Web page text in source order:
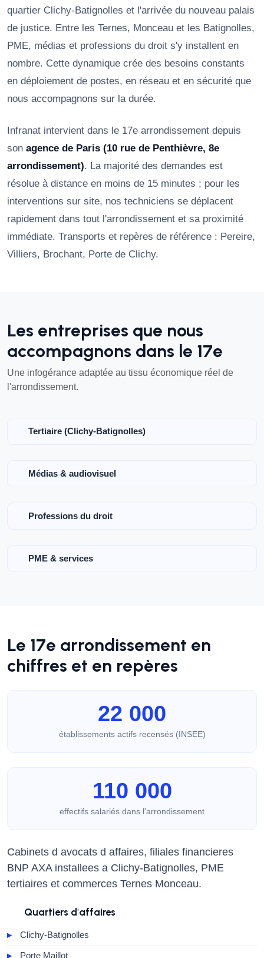
quartier Clichy-Batignolles et l'arrivée du nouveau palais
de justice. Entre les Ternes, Monceau et les Batignolles,
PME, médias et professions du droit s'y installent en
nombre. Cette dynamique crée des besoins constants
en déploiement de postes, en réseau et en sécurité que
nous accompagnons sur la durée.
Infranat intervient dans le 17e arrondissement depuis
son agence de Paris (10 rue de Penthièvre, 8e
arrondissement). La majorité des demandes est
résolue à distance en moins de 15 minutes ; pour les
interventions sur site, nos techniciens se déplacent
rapidement dans tout l'arrondissement et sa proximité
immédiate. Transports et repères de référence : Pereire,
Villiers, Brochant, Porte de Clichy.
Les entreprises que nous
accompagnons dans le 17e
Une infogérance adaptée au tissu économique réel de
l'arrondissement.
Tertiaire (Clichy-Batignolles)
Médias & audiovisuel
Professions du droit
PME & services
Le 17e arrondissement en
chiffres et en repères
22 000
établissements actifs recensés (INSEE)
110 000
effectifs salariés dans l'arrondissement
Cabinets d avocats d affaires, filiales financieres
BNP AXA installees a Clichy-Batignolles, PME
tertiaires et commerces Ternes Monceau.
Quartiers d'affaires
Clichy-Batignolles
Porte Maillot